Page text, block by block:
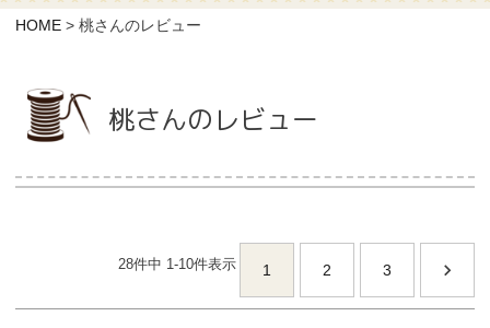
カテゴリーから探す
よくあるご質問
HOME 桃さんのレビュー
桃さんのレビュー
28件中 1-10件表示 1 2 3